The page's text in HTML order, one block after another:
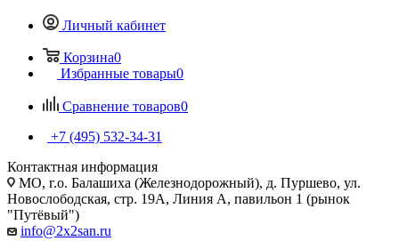
Личный кабинет
Корзина0
Избранные товары0
Сравнение товаров0
+7 (495) 532‑34‑31
Контактная информация
МО, г.о. Балашиха (Железнодорожный), д. Пуршево, ул.
Новослободская, стр. 19А, Линия А, павильон 1 (рынок
"Путёвый")
info@2x2san.ru